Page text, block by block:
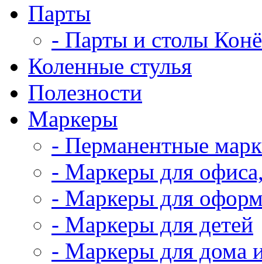
Парты
- Парты и столы
Коленныe стулья
Полезности
Маркеры
- Перманентные
- Маркеры для
- Маркеры для
- Маркеры для детей
- Маркеры для дома